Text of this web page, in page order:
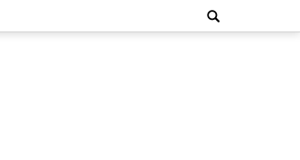
Search
for: